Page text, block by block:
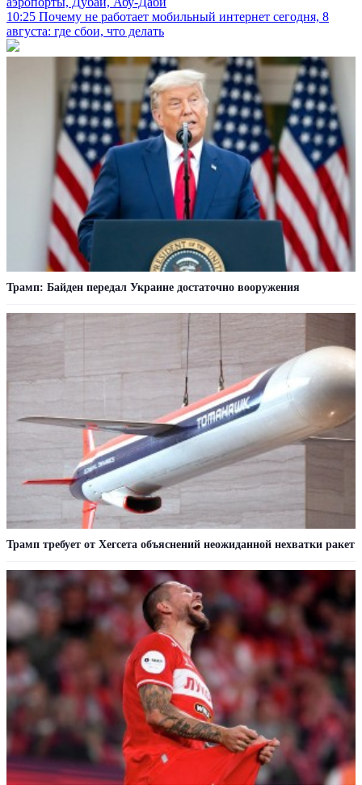
10:25 Почему не работает мобильный интернет сегодня, 8
августа: где сбои, что делать
Трамп: Байден передал Украине достаточно вооружения
Трамп требует от Хегсета объяснений неожиданной нехватки ракет